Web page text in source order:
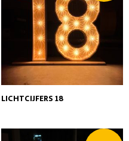
LICHTCIJFERS 18